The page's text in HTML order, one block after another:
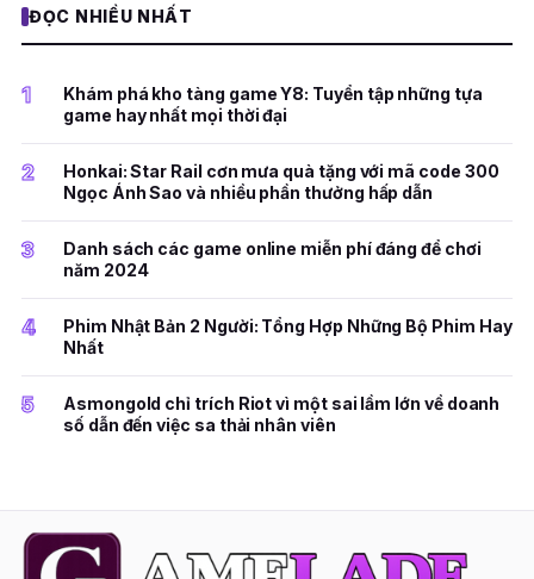
ĐỌC NHIỀU NHẤT
1
Khám phá kho tàng game Y8: Tuyển tập những tựa
game hay nhất mọi thời đại
2
Honkai: Star Rail cơn mưa quà tặng với mã code 300
Ngọc Ánh Sao và nhiều phần thưởng hấp dẫn
3
Danh sách các game online miễn phí đáng để chơi
năm 2024
4
Phim Nhật Bản 2 Người: Tổng Hợp Những Bộ Phim Hay
Nhất
5
Asmongold chỉ trích Riot vì một sai lầm lớn về doanh
số dẫn đến việc sa thải nhân viên